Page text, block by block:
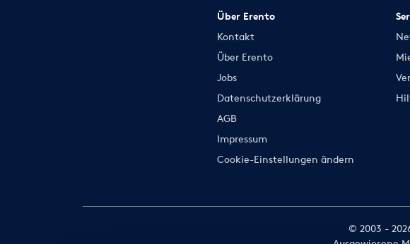
Über Erento
Kontakt
Über Erento
Jobs
Datenschutzerklärung
AGB
Impressum
Cookie-Einstellungen ändern
© 2003 -